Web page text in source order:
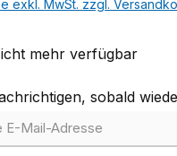
exkl. MwSt. zzgl.
mehr verfügbar
sobald